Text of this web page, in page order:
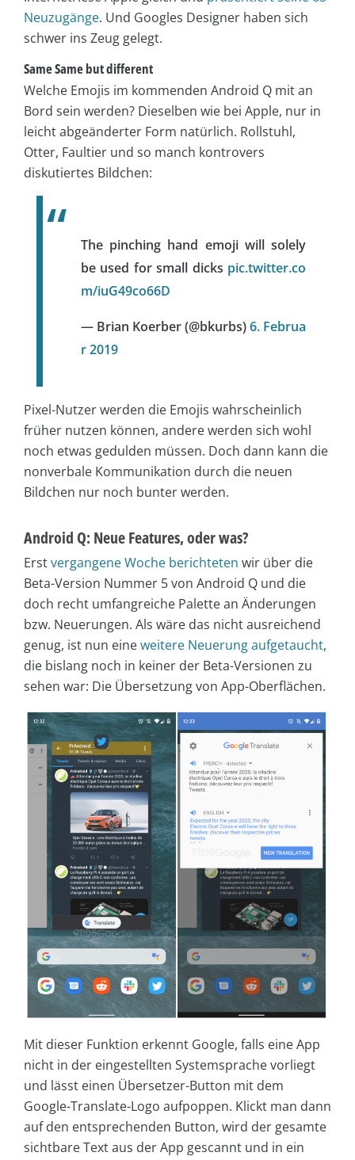
Neuzugänge. Und Googles Designer haben sich
schwer ins Zeug gelegt.
Same Same but different
Welche Emojis im kommenden Android Q mit an
Bord sein werden? Dieselben wie bei Apple, nur in
leicht abgeänderter Form natürlich. Rollstuhl,
Otter, Faultier und so manch kontrovers
diskutiertes Bildchen:
The pinching hand emoji will solely
be used for small dicks pic.twitter.co
m/iuG49co66D
— Brian Koerber (@bkurbs)6. Februa
r 2019
Pixel-Nutzer werden die Emojis wahrscheinlich
früher nutzen können, andere werden sich wohl
noch etwas gedulden müssen. Doch dann kann die
nonverbale Kommunikation durch die neuen
Bildchen nur noch bunter werden.
Android Q: Neue Features, oder was?
Erstvergangene Woche berichteten wir über die
Beta-Version Nummer 5 von Android Q und die
doch recht umfangreiche Palette an Änderungen
bzw. Neuerungen. Als wäre das nicht ausreichend
genug, ist nun eineweitere Neuerung aufgetaucht,
die bislang noch in keiner der Beta-Versionen zu
sehen war: Die Übersetzung von App-Oberflächen.
Mit dieser Funktion erkennt Google, falls eine App
nicht in der eingestellten Systemsprache vorliegt
und lässt einen Übersetzer-Button mit dem
Google-Translate-Logo aufpoppen. Klickt man dann
auf den entsprechenden Button, wird der gesamte
sichtbare Text aus der App gescannt und in ein